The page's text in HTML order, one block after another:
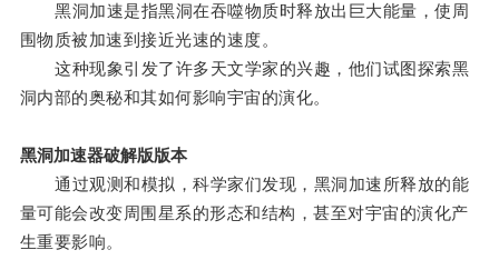
黑洞加速是指黑洞在吞噬物质时释放出巨大能量，使周
围物质被加速到接近光速的速度。
这种现象引发了许多天文学家的兴趣，他们试图探索黑
洞内部的奥秘和其如何影响宇宙的演化。
黑洞加速器破解版版本
通过观测和模拟，科学家们发现，黑洞加速所释放的能
量可能会改变周围星系的形态和结构，甚至对宇宙的演化产
生重要影响。